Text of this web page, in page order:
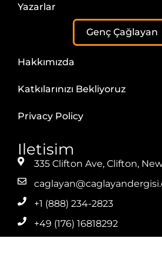
Yazarlar
Genç Çağlayan
Hakkımızda
Katkılarınızı Bekliyoruz
Privacy Policy
Iletisim
335 Clifton Ave, Clifton,
+1 (888) 234-2823
+49 (176) 16818292